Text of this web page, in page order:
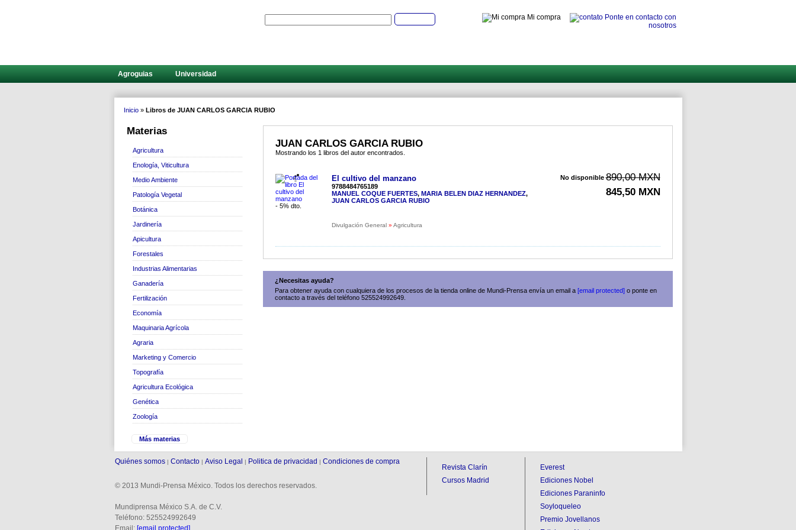
Mi compra
Ponte en contacto con
nosotros
Agroguias Universidad
Inicio» Libros de JUAN CARLOS GARCIA RUBIO
Materias
Agricultura
Enología, Viticultura
Medio Ambiente
Patología Vegetal
Botánica
Jardinería
Apicultura
Forestales
Industrias Alimentarias
Ganadería
Fertilización
Economía
Maquinaria Agrícola
Agraria
Marketing y Comercio
Topografía
Agricultura Ecológica
Genética
Zoología
Más materias
JUAN CARLOS GARCIA RUBIO
Mostrando los 1 libros del autor encontrados.
- 5% dto.
El cultivo del manzano
9788484765189
MANUEL COQUE FUERTES, MARIA BELEN DIAZ HERNANDEZ,
JUAN CARLOS GARCIA RUBIO
Divulgación General» Agricultura
No disponible 890,00 MXN
845,50 MXN
¿Necesitas ayuda?
Para obtener ayuda con cualquiera de los procesos de la tienda online de Mundi-Prensa envía un email a [email protected]o ponte en
contacto a través del teléfono 525524992649.
Quiénes somos| Contacto| Aviso Legal | Politica de privacidad | Condiciones de compra
© 2013 Mundi-Prensa México. Todos los derechos reservados.
Mundiprensa México S.A. de C.V.
Teléfono: 525524992649
Email: [email protected]
Revista Clarín
Cursos Madrid
Everest
Ediciones Nobel
Ediciones Paraninfo
Soyloqueleo
Premio Jovellanos